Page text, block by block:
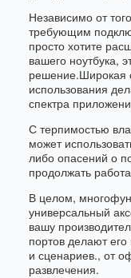
Независимо от
требующим
просто хотите
вашего ноутбука,
решение.Широкая
использования
спектра
С терпимостью
может
либо опасений о
продолжать
В целом,
универсальный
вашу
портов делают
и сценариев., от
развлечения.